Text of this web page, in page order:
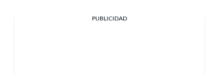
PUBLICIDAD